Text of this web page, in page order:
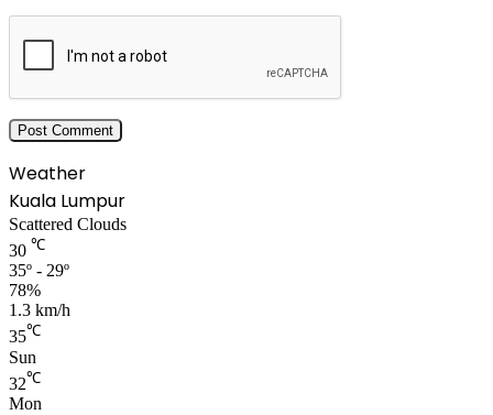
Weather
Kuala Lumpur
Scattered Clouds
30 ℃
35º - 29º
78%
1.3 km/h
35℃
Sun
32℃
Mon